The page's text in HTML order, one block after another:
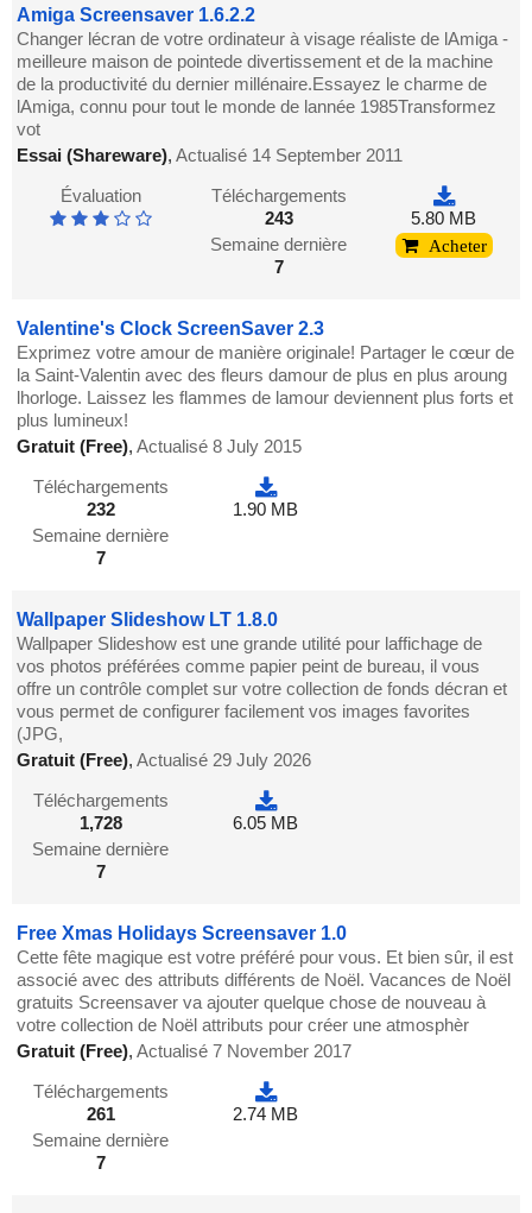
Amiga Screensaver 1.6.2.2
Changer lécran de votre ordinateur à visage réaliste de lAmiga -
meilleure maison de pointede divertissement et de la machine
de la productivité du dernier millénaire.Essayez le charme de
lAmiga, connu pour tout le monde de lannée 1985Transformez
vot
Essai (Shareware),Actualisé 14 September 2011
Évaluation
Téléchargements
243
Semaine dernière
7
5.80 MB
Acheter
Valentine's Clock ScreenSaver 2.3
Exprimez votre amour de manière originale! Partager le cœur de
la Saint-Valentin avec des fleurs damour de plus en plus aroung
lhorloge. Laissez les flammes de lamour deviennent plus forts et
plus lumineux!
Gratuit (Free),Actualisé 8 July 2015
Téléchargements
232
Semaine dernière
7
1.90 MB
Wallpaper Slideshow LT 1.8.0
Wallpaper Slideshow est une grande utilité pour laffichage de
vos photos préférées comme papier peint de bureau, il vous
offre un contrôle complet sur votre collection de fonds décran et
vous permet de configurer facilement vos images favorites
(JPG,
Gratuit (Free),Actualisé 29 July 2026
Téléchargements
1,728
Semaine dernière
7
6.05 MB
Free Xmas Holidays Screensaver 1.0
Cette fête magique est votre préféré pour vous. Et bien sûr, il est
associé avec des attributs différents de Noël. Vacances de Noël
gratuits Screensaver va ajouter quelque chose de nouveau à
votre collection de Noël attributs pour créer une atmosphèr
Gratuit (Free),Actualisé 7 November 2017
Téléchargements
261
Semaine dernière
7
2.74 MB